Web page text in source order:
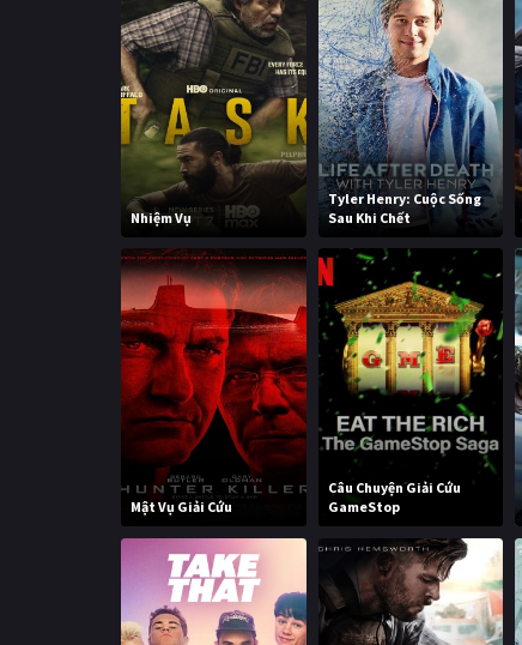
Nhiệm Vụ
Tyler Henry: Cuộc Sống
Sau Khi Chết
Mật Vụ Giải Cứu
Câu Chuyện Giải Cứu
GameStop